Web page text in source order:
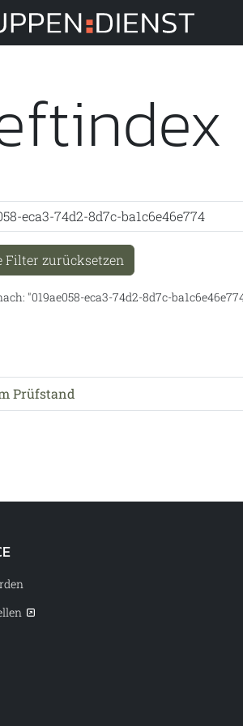
Filter zurücksetzen
019ae058-eca3-74d2-8d7c-
Prüfstand